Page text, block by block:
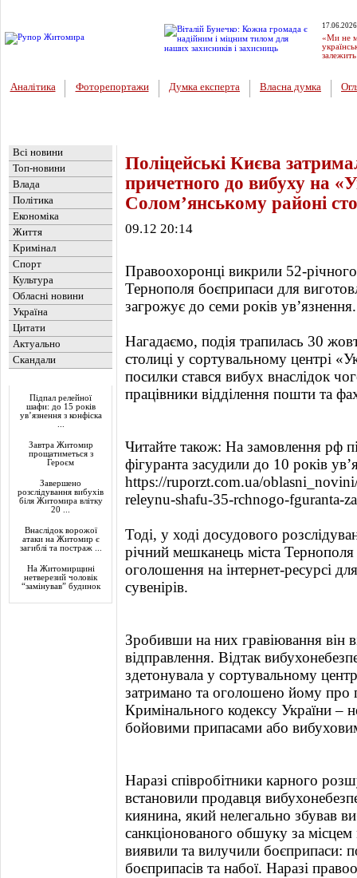
«Ми не
Аналітика Фоторепортажи Думка експерта Власна думка
Всі новини
Топ-новини
Влада
Політика
Економіка
Життя
Кримінал
Спорт
Культура
Обласні новини
Україна
Цитати
Актуально
Скандали
Підпал релейної
шафи: до 15 років
ув’язнення з конфіска
Завтра Житомир
прощатиметься з
Героєм
Завершено
розслідування вибухів
біля Житомира влітку
20 ...
Внаслідок ворожої
атаки на Житомир є
загиблі та постраж ...
На Житомирщині
нетверезий чоловік
“замінував” будинок
Поліцейські Києва
причетного до вибуху на
Солом’янському районі
09.12 20:14
Правоохоронці викрили 52-
Тернополя боєприпаси для
загрожує до семи років ув’язнення.
Нагадаємо, подія трапилась 30
столиці у сортувальному центрі
посилки стався вибух внаслідок
працівники відділення пошти та
Читайте також: На замовлення рф
фігуранта засудили до 10 років
https://ruporzt.com.ua/
releynu-shafu-35-rchnogo-fguranta-
Тоді, у ході досудового
річний мешканець міста
оголошення на інтернет-ресурсі
сувенірів.
Зробивши на них гравіювання він
відправлення. Відтак
здетонувала у сортувальному
затримано та оголошено йому про
Кримінального кодексу України –
бойовими припасами або
Наразі співробітники карного
встановили продавця
киянина, який нелегально збував
санкціонованого обшуку за
виявили та вилучили боєприпаси:
боєприпасів та набої. Наразі